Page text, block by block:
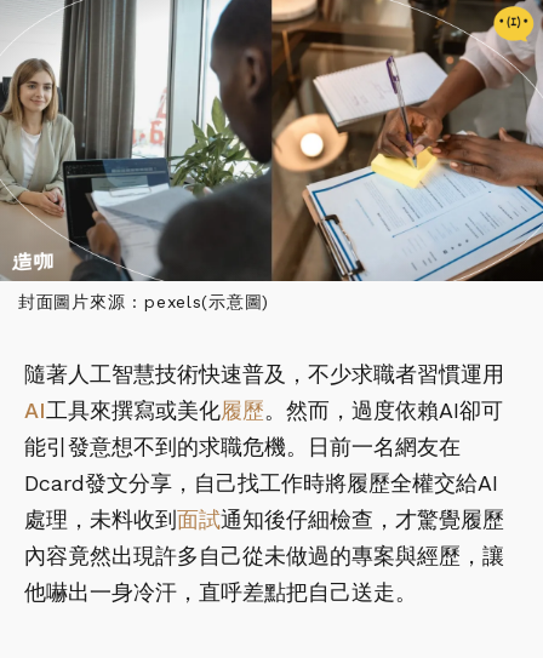
封面圖片來源 : pexels(示意圖)
隨著人工智慧技術快速普及，不少求職者習慣運用
AI工具來撰寫或美化履歷。然而，過度依賴AI卻可
能引發意想不到的求職危機。日前一名網友在
Dcard發文分享，自己找工作時將履歷全權交給AI
處理，未料收到 面試通知後仔細檢查，才驚覺履歷
內容竟然出現許多自己從未做過的專案與經歷，讓
他嚇出一身冷汗，直呼差點把自己送走。